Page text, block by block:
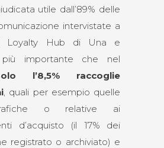
utile dall’89% delle
intervistate a
Loyalty Hub di Una e
più importante che nel
l’8,5% raccoglie
, quali per esempio quelle
o relative ai
d’acquisto (il 17% dei
registrato o archiviato) e